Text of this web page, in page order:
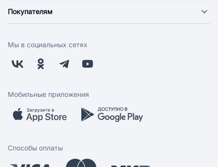
Новости
Поставщикам
Заводчикам
Обратная связь
Покупателям
Оплата
Бонусная программа
Скидки и акции
Мобильное приложение
Мы в социальных сетях
Мобильные приложения
Способы оплаты